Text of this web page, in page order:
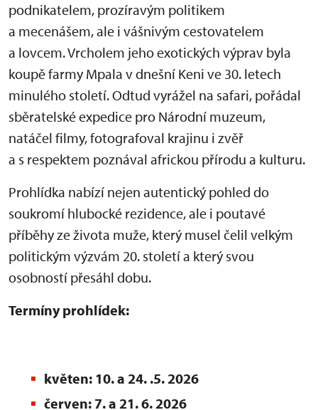
podnikatelem, prozíravým politikem
a mecenášem, ale i vášnivým cestovatelem
a lovcem. Vrcholem jeho exotických výprav byla
koupě farmy Mpala v dnešní Keni ve 30. letech
minulého století. Odtud vyrážel na safari, pořádal
sběratelské expedice pro Národní muzeum,
natáčel filmy, fotografoval krajinu i zvěř
a s respektem poznával africkou přírodu a kulturu.
Prohlídka nabízí nejen autentický pohled do
soukromí hlubocké rezidence, ale i poutavé
příběhy ze života muže, který musel čelil velkým
politickým výzvám 20. století a který svou
osobností přesáhl dobu.
Termíny prohlídek:
květen: 10. a 24. .5. 2026
červen: 7. a 21. 6. 2026